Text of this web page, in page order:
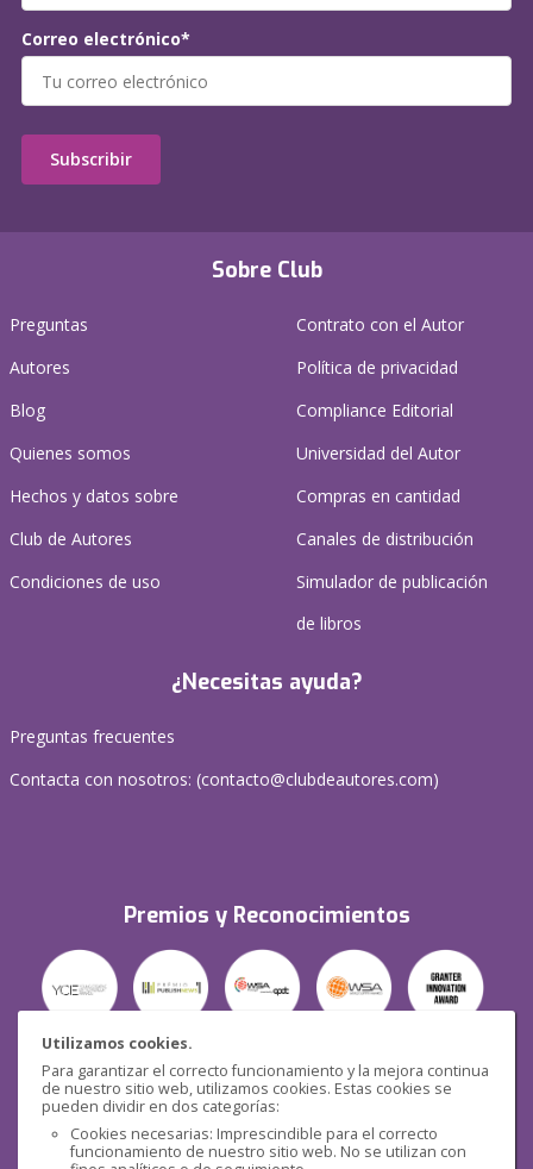
Utilizamos cookies.
Para garantizar el correcto funcionamiento y la mejora continua
de nuestro sitio web, utilizamos cookies. Estas cookies se
pueden dividir en dos categorías:
Cookies necesarias: Imprescindible para el correcto
funcionamiento de nuestro sitio web. No se utilizan con
Sobre Club
Preguntas
Autores
Blog
Quienes somos
Hechos y datos sobre
Club de Autores
Condiciones de uso
Contrato con el Autor
Política de privacidad
Compliance Editorial
Universidad del Autor
Compras en cantidad
Canales de distribución
Simulador de publicación
de libros
¿Necesitas ayuda?
Preguntas frecuentes
Contacta con nosotros: (contacto@clubdeautores.com)
Premios y Reconocimientos
Seguridad
Correo electrónico*
Subscribir